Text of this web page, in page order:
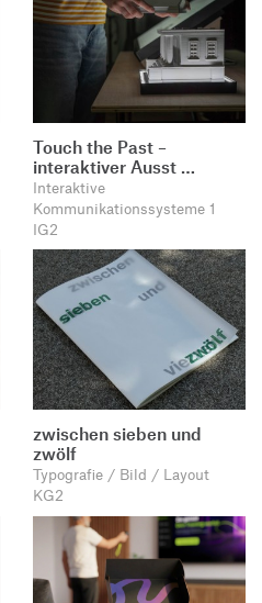
Touch the Past –
interaktiver Ausst …
Interaktive
Kommunikationssysteme 1
IG2
zwischen sieben und
zwölf
Typografie / Bild / Layout
KG2